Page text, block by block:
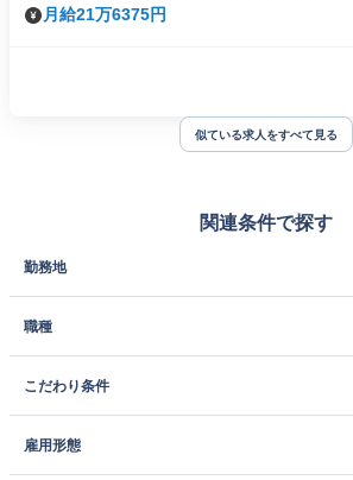
月給21万6375円
似ている求人をすべて見る
関連条件で探す
勤務地
職種
こだわり条件
雇用形態